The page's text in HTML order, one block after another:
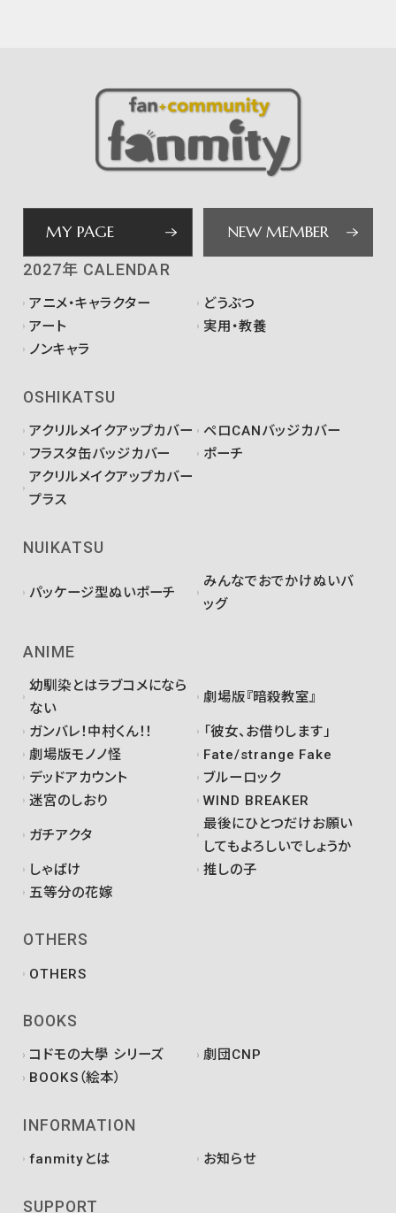
MY PAGE NEW MEMBER
2027年 CALENDAR
アニメ・キャラクター
どうぶつ
アート
実用・教養
ノンキャラ
OSHIKATSU
アクリルメイクアップカバー
ペロCANバッジカバー
フラスタ缶バッジカバー
ポーチ
アクリルメイクアップカバー
プラス
NUIKATSU
パッケージ型ぬいポーチ
みんなでおでかけぬいバ
ッグ
ANIME
幼馴染とはラブコメになら
ない
劇場版『暗殺教室』
ガンバレ！中村くん！！
「彼女、お借りします」
劇場版モノノ怪
Fate/strange Fake
デッドアカウント
ブルーロック
迷宮のしおり
WIND BREAKER
ガチアクタ
最後にひとつだけお願い
してもよろしいでしょうか
しゃばけ
推しの子
五等分の花嫁
OTHERS
OTHERS
BOOKS
コドモの大學 シリーズ
劇団CNP
BOOKS（絵本）
INFORMATION
fanmityとは お知らせ
SUPPORT